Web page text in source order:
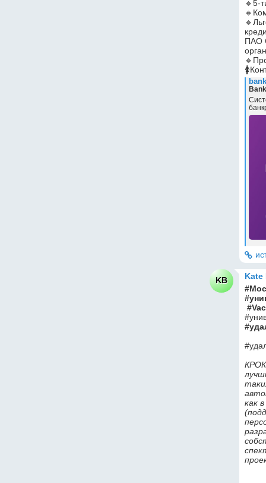
🔸5-
ПАО
KB
Kate
как